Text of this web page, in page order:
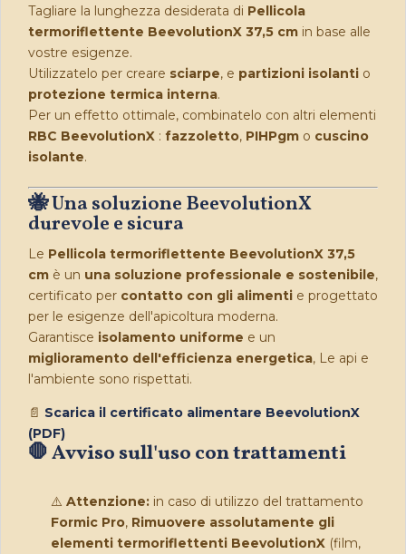
Tagliare la lunghezza desiderata di Pellicola
termoriflettente BeevolutionX 37,5 cm in base alle
vostre esigenze.
Utilizzatelo per creare sciarpe, e partizioni isolanti o
protezione termica interna.
Per un effetto ottimale, combinatelo con altri elementi
RBC BeevolutionX : fazzoletto, PIHPgm o cuscino
isolante.
🐝 Una soluzione BeevolutionX
durevole e sicura
Le Pellicola termoriflettente BeevolutionX 37,5
cm è un una soluzione professionale e sostenibile,
certificato per contatto con gli alimenti e progettato
per le esigenze dell'apicoltura moderna.
Garantisce isolamento uniforme e un
miglioramento dell'efficienza energetica, Le api e
l'ambiente sono rispettati.
📄 Scarica il certificato alimentare BeevolutionX
(PDF)
🛑Avviso sull'uso con trattamenti
⚠️ Attenzione: in caso di utilizzo del trattamento
Formic Pro, Rimuovere assolutamente gli
elementi termoriflettenti BeevolutionX (film,